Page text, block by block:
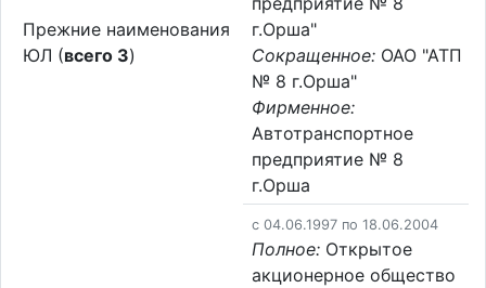
Прежние наименования
ЮЛ (всего 3)
г.Орша"
Сокращенное: ОАО "АТП
№ 8 г.Орша"
Фирменное:
Автотранспортное
предприятие № 8
г.Орша
c 04.06.1997 по 18.06.2004
Полное: Открытое
акционерное общество